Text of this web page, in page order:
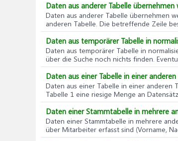
Daten aus anderer Tabelle
Daten aus anderer Tabelle übernehmen
anderen Tabelle. Die betreffende Zeile
Daten aus temporärer Tabelle in
Daten aus temporärer Tabelle in
über die Suche noch nichts finden.
Daten aus einer Tabelle in einer
Daten aus einer Tabelle in einer anderen
Tabelle 1 eine riesige Menge an
Daten einer Stammtabelle in mehrere
Daten einer Stammtabelle in mehrere
über Mitarbeiter erfasst sind (Vorname,